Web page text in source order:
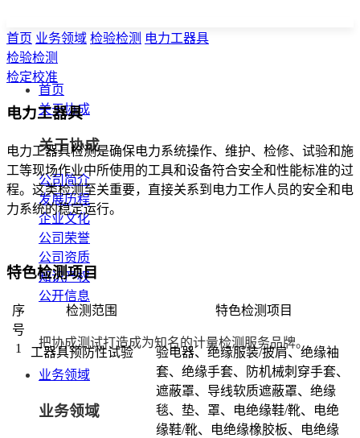
首页
关于协成
关于协成
公司简介
发展历程
企业文化
公司荣誉
公司资质
知识产权
公开信息
把协成测试打造成为知名的计量检测服务品牌。
业务领域
业务领域
首页 业务领域 检验检测 电力工器具
检验检测
检定校准
电力工器具
电力工器具检测是确保电力系统操作、维护、检修、试验和施
工等现场作业中所使用的工具和设备符合安全和性能标准的过
程。这类检测至关重要，直接关系到电力工作人员的安全和电
力系统的稳定运行。
特色检测项目
序
号
检测范围 特色检测项目
1 工器具预防性试验
验电器、绝缘服装/披肩、绝缘袖
套、绝缘手套、防机械刺穿手套、
遮蔽罩、导线软质遮蔽罩、绝缘
毯、垫、罩、电绝缘鞋/靴、电绝
缘鞋/靴、电绝缘橡胶板、电绝缘